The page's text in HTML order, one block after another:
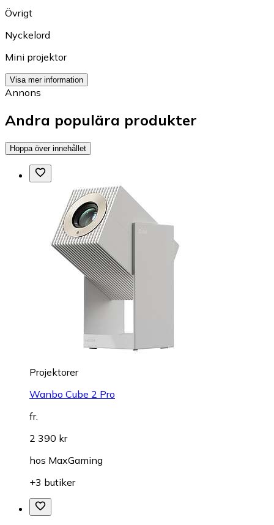
Övrigt
Nyckelord
Mini projektor
Visa mer information
Annons
Andra populära produkter
Hoppa över innehållet
Projektorer
Wanbo Cube 2 Pro
fr.
2 390 kr
hos MaxGaming
+3 butiker